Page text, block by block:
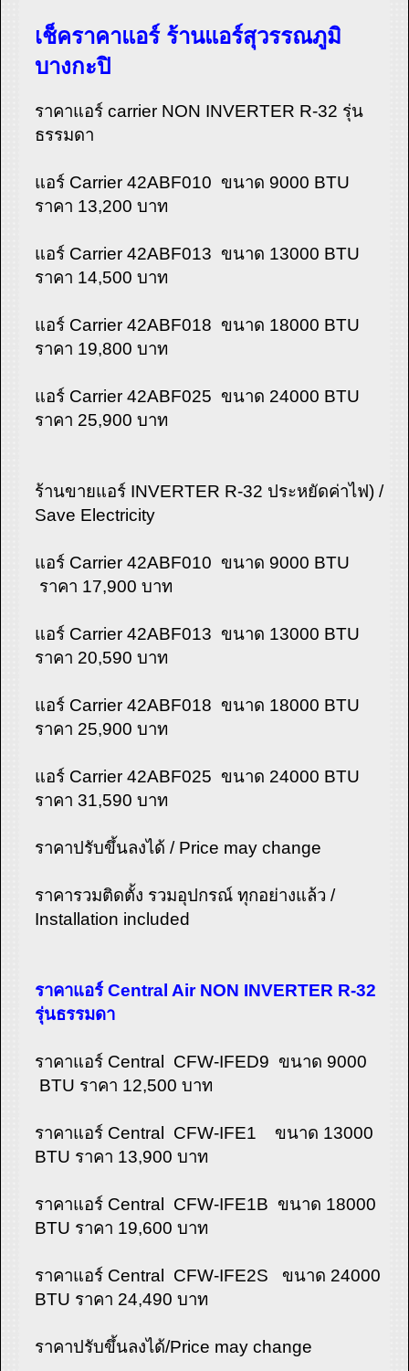
เช็คราคาแอร์ ร้านแอร์สุวรรณภูมิ
บางกะปิ
ราคาแอร์ carrier NON INVERTER R-32 รุ่น
ธรรมดา
แอร์ Carrier 42ABF010 ขนาด 9000 BTU
ราคา 13,200 บาท
แอร์ Carrier 42ABF013 ขนาด 13000 BTU
ราคา 14,500 บาท
แอร์ Carrier 42ABF018 ขนาด 18000 BTU
ราคา 19,800 บาท
แอร์ Carrier 42ABF025 ขนาด 24000 BTU
ราคา 25,900 บาท
ร้านขายแอร์ INVERTER R-32 ประหยัดค่าไฟ) /
Save Electricity
แอร์ Carrier 42ABF010 ขนาด 9000 BTU
ราคา 17,900 บาท
แอร์ Carrier 42ABF013 ขนาด 13000 BTU
ราคา 20,590 บาท
แอร์ Carrier 42ABF018 ขนาด 18000 BTU
ราคา 25,900 บาท
แอร์ Carrier 42ABF025 ขนาด 24000 BTU
ราคา 31,590 บาท
ราคาปรับขึ้นลงได้ / Price may change
ราคารวมติดตั้ง รวมอุปกรณ์ ทุกอย่างแล้ว /
Installation included
ราคาแอร์ Central Air NON INVERTER R-32
รุ่นธรรมดา
ราคาแอร์ Central CFW-IFED9 ขนาด 9000
BTU ราคา 12,500 บาท
ราคาแอร์ Central CFW-IFE1 ขนาด 13000
BTU ราคา 13,900 บาท
ราคาแอร์ Central CFW-IFE1B ขนาด 18000
BTU ราคา 19,600 บาท
ราคาแอร์ Central CFW-IFE2S ขนาด 24000
BTU ราคา 24,490 บาท
ราคาปรับขึ้นลงได้/Price may change